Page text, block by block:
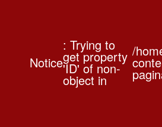
Notice
: Trying to
get property
'ID' of non-
object in
/